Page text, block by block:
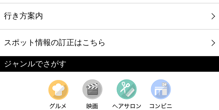
行き方案内
スポット情報の訂正はこちら
ジャンルでさがす